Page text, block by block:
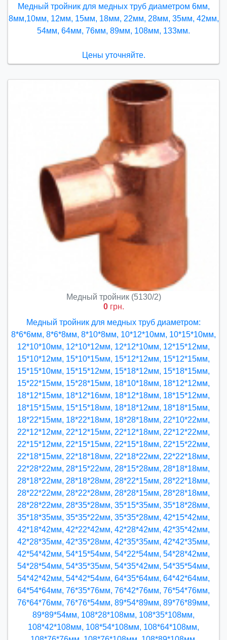
Медный тройник для медных труб диаметром 6мм,
8мм,10мм, 12мм, 15мм, 18мм, 22мм, 28мм, 35мм, 42мм,
54мм, 64мм, 76мм, 89мм, 108мм, 133мм.
Цены уточняйте.
Медный тройник (5130/2)
0грн.
Медный тройник для медных труб диаметром:
8*6*6мм, 8*6*8мм, 8*10*8мм, 10*12*10мм, 10*15*10мм,
12*10*10мм, 12*10*12мм, 12*12*10мм, 12*15*12мм,
15*10*12мм, 15*10*15мм, 15*12*12мм, 15*12*15мм,
15*15*10мм, 15*15*12мм, 15*18*12мм, 15*18*15мм,
15*22*15мм, 15*28*15мм, 18*10*18мм, 18*12*12мм,
18*12*15мм, 18*12*16мм, 18*12*18мм, 18*15*12мм,
18*15*15мм, 15*15*18мм, 18*18*12мм, 18*18*15мм,
18*22*15мм, 18*22*18мм, 18*28*18мм, 22*10*22мм,
22*12*12мм, 22*12*15мм, 22*12*18мм, 22*12*22мм,
22*15*12мм, 22*15*15мм, 22*15*18мм, 22*15*22мм,
22*18*15мм, 22*18*18мм, 22*18*22мм, 22*22*18мм,
22*28*22мм, 28*15*22мм, 28*15*28мм, 28*18*18мм,
28*18*22мм, 28*18*28мм, 28*22*15мм, 28*22*18мм,
28*22*22мм, 28*22*28мм, 28*28*15мм, 28*28*18мм,
28*28*22мм, 28*35*28мм, 35*15*35мм, 35*18*28мм,
35*18*35мм, 35*35*22мм, 35*35*28мм, 42*15*42мм,
42*18*42мм, 42*22*42мм, 42*28*42мм, 42*35*42мм,
42*28*35мм, 42*35*28мм, 42*35*35мм, 42*42*35мм,
42*54*42мм, 54*15*54мм, 54*22*54мм, 54*28*42мм,
54*28*54мм, 54*35*35мм, 54*35*42мм, 54*35*54мм,
54*42*42мм, 54*42*54мм, 64*35*64мм, 64*42*64мм,
64*54*64мм, 76*35*76мм, 76*42*76мм, 76*54*76мм,
76*64*76мм, 76*76*54мм, 89*54*89мм, 89*76*89мм,
89*89*54мм, 108*28*108мм, 108*35*108мм,
108*42*108мм, 108*54*108мм, 108*64*108мм,